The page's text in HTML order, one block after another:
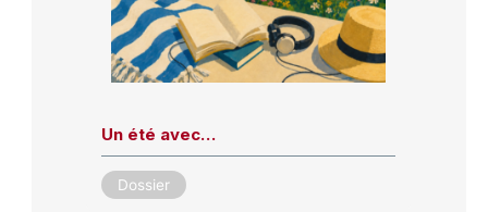
Un été avec…
Dossier